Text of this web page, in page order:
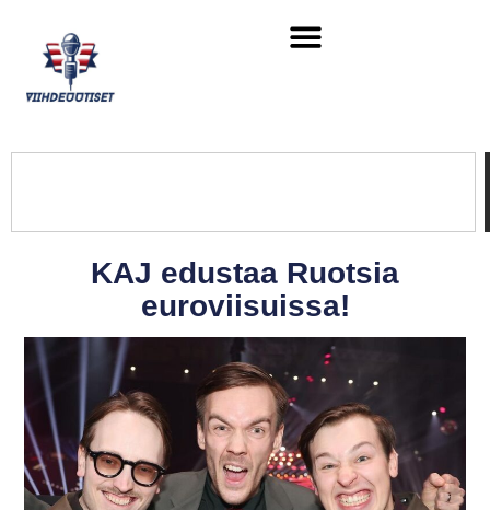
KAJ edustaa Ruotsia
euroviisuissa!